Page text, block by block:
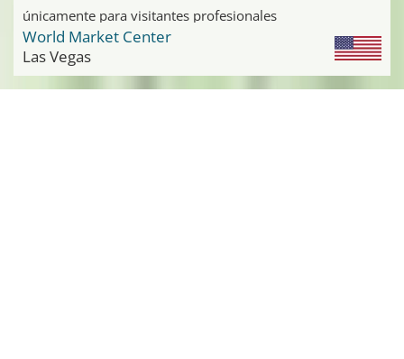
únicamente para visitantes profesionales
World Market Center
Las Vegas